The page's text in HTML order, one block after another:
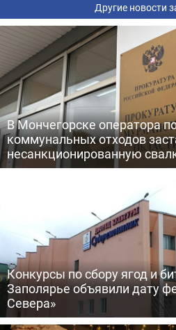
Другие новости
В Мончегорске оператора
коммунальных отходов
несанкционированную
Конкурсы по сбору ягод и
Заполярье объявили дату
Севера»